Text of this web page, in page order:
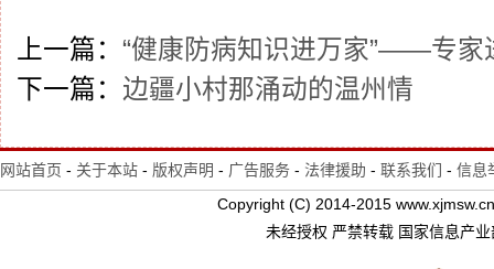
上一篇： “健康防病知识进万家”——专家
下一篇： 边疆小村那涌动的温州情
网站首页 - 关于本站 - 版权声明 - 广告服务 - 法律援助 - 联系我们 - 信息
Copyright (C) 2014-2015
未经授权 严禁转载 国家信息产